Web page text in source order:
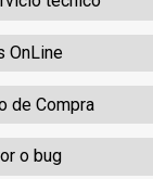
OnLine
de Compra
o bug